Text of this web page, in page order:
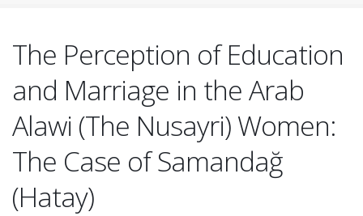
The Perception of Education
and Marriage in the Arab
Alawi (The Nusayri) Women:
The Case of Samandağ
(Hatay)